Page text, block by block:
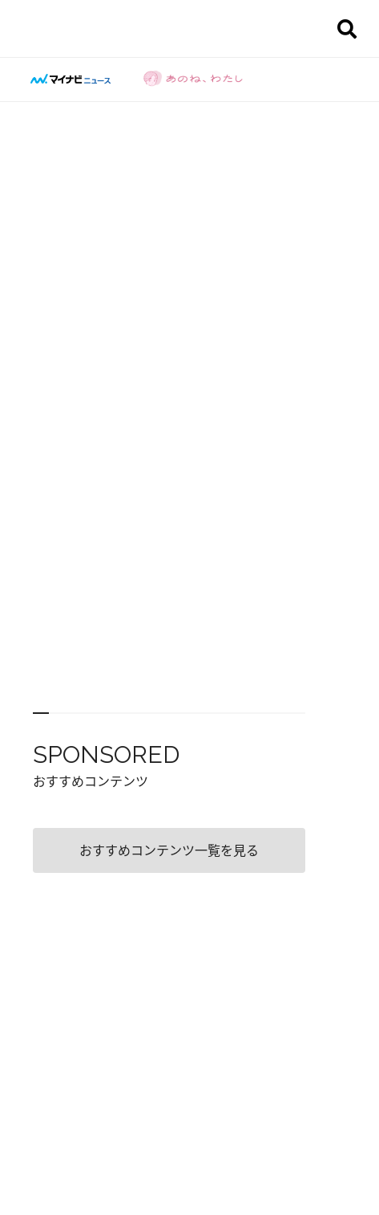
SPONSORED
おすすめコンテンツ
おすすめコンテンツ一覧を見る